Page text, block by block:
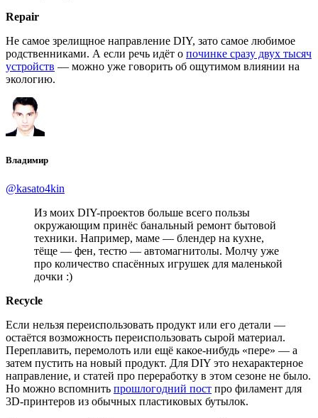
Repair
Не самое зрелищное направление DIY, зато самое любимое
родственниками. А если речь идёт о починке сразу двух тысяч
устройств — можно уже говорить об ощутимом влиянии на
экологию.
Владимир
@kasato4kin
Из моих DIY-проектов больше всего пользы
окружающим принёс банальный ремонт бытовой
техники. Например, маме — блендер на кухне,
тёще — фен, тестю — автомагнитолы. Молчу уже
про количество спасённых игрушек для маленькой
дочки :)
Recycle
Если нельзя переиспользовать продукт или его детали —
остаётся возможность переиспользовать сырой материал.
Переплавить, перемолоть или ещё какое-нибудь «пере» — а
затем пустить на новый продукт. Для DIY это нехарактерное
направление, и статей про переработку в этом сезоне не было.
Но можно вспомнить прошлогодний пост про филамент для
3D-принтеров из обычных пластиковых бутылок.